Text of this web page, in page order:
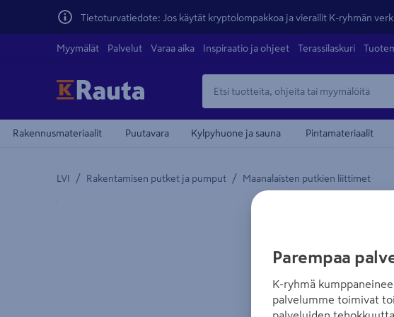
Tietoturvatiedote: Jos käytät kryptolompakkoa ja vierailit K-ryhmän
Myymälät Palvelut Varaa aika Inspiraatio ja ohjeet Terassilaskuri
Rakennusmateriaalit Puutavara Kylpyhuone ja sauna Pintamateriaalit
LVI / Rakentamisen putket ja pumput / Maanalaisten putkien liittimet
Yksityiskohtainen kuvaus löytyy Tuotteen kuvaus -maamerkistä
Parempaa
K-ryhmä
palvelumme toimivat
palveluiden